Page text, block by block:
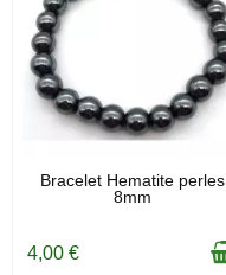
EN STOCK
Bracelet Hematite perles
8mm
4,00 €